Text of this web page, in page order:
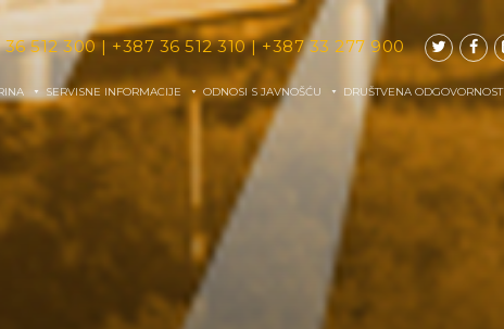
36 512 300| +387 36 512 310|+387 33 277 900
SERVISNE INFORMACIJE ODNOSI S JAVNOŠĆU DRUŠTVENA ODGOVORNOST